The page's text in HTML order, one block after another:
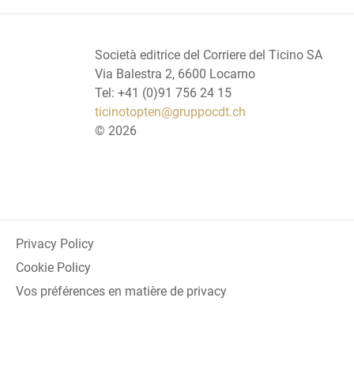
Società editrice del Corriere del Ticino SA
Via Balestra 2, 6600 Locarno
Tel: +41 (0)91 756 24 15
ticinotopten@gruppocdt.ch
© 2026
Privacy Policy
Cookie Policy
Vos préférences en matière de privacy